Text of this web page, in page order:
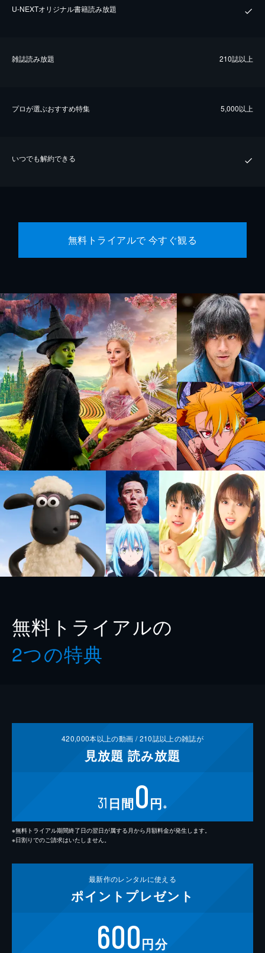
U-NEXTオリジナル書籍読み放題
雑誌読み放題 210誌以上
プロが選ぶおすすめ特集 5,000以上
いつでも解約できる
無料トライアルで 今すぐ観る
無料トライアルの
2つの特典
420,000本以上の動画 /210誌以上の雑誌が
見放題 読み放題
31 日間0円 ※
※無料トライアル期間終了日の翌日が属する月から月額料金が発生します。
※日割りでのご請求はいたしません。
最新作のレンタルに使える
ポイント プレゼント
600円分